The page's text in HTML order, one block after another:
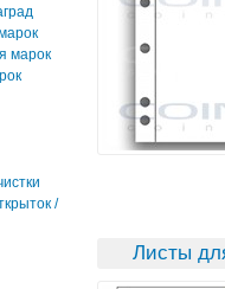
марок
/
Листы